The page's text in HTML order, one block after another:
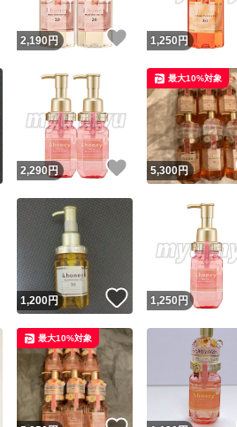
いいね！
2,190円 いいね！
1,250 円
いいね！
2,290円 いいね！
5,300円
最大10%対象
いいね！
1,200円 いいね！
1,250 円
最大10%対象